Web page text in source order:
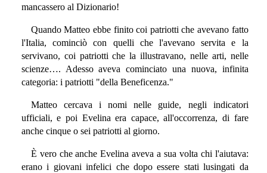
mancassero al Dizionario!
Quando Matteo ebbe finito coi patriotti che avevano fatto
l'Italia, cominciò con quelli che l'avevano servita e la
servivano, coi patriotti che la illustravano, nelle arti, nelle
scienze…. Adesso aveva cominciato una nuova, infinita
categoria: i patriotti "della Beneficenza."
Matteo cercava i nomi nelle guide, negli indicatori
ufficiali, e poi Evelina era capace, all'occorrenza, di fare
anche cinque o sei patriotti al giorno.
È vero che anche Evelina aveva a sua volta chi l'aiutava:
erano i giovani infelici che dopo essere stati lusingati da